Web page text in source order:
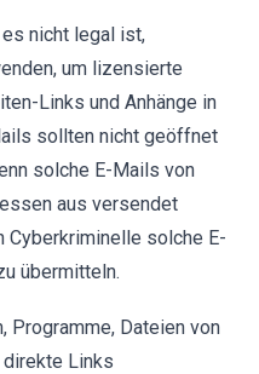
nicht legal ist,
um lizensierte
Links und Anhänge in
sollten nicht geöffnet
solche E-Mails von
aus versendet
Cyberkriminelle solche E-
übermitteln.
Programme, Dateien von
Links